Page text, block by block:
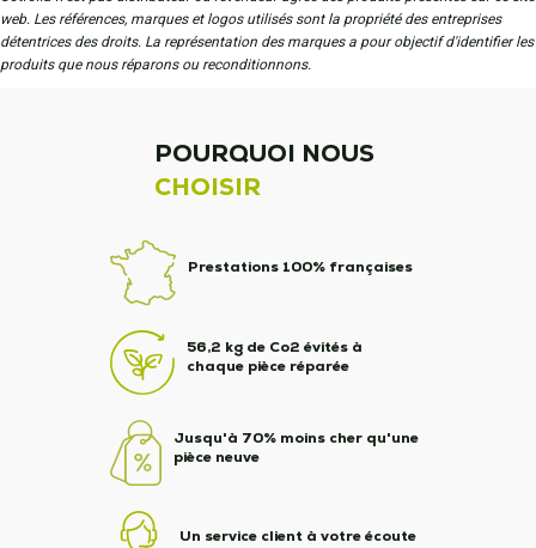
web. Les références, marques et logos utilisés sont la propriété des entreprises
détentrices des droits. La représentation des marques a pour objectif d'identifier les
produits que nous réparons ou reconditionnons.
POURQUOI NOUS
CHOISIR
Prestations 100% françaises
56,2 kg de Co2 évités à
chaque pièce réparée
Jusqu'à 70% moins cher qu'une
pièce neuve
Un service client à votre écoute